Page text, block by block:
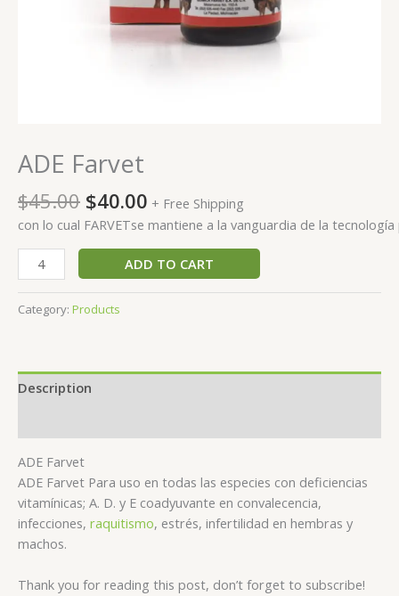
ADE Farvet
$45.00 $40.00 + Free Shipping
con lo cual FARVETse mantiene a la vanguardia de la
ADD TO CART
Category: Products
Description
ADE Farvet
ADE Farvet Para uso en todas las especies con deficiencias
vitamínicas; A. D. y E coadyuvante en convalecencia,
infecciones, raquitismo, estrés, infertilidad en hembras y
machos.
Thank you for reading this post, don’t forget to subscribe!